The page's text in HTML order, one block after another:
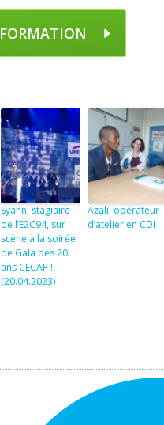
Syann, stagiaire
de l’E2C94, sur
scène à la soirée
de Gala des 20
ans CECAP !
(20.04.2023)
Azali, opérateur
d’atelier en CDI